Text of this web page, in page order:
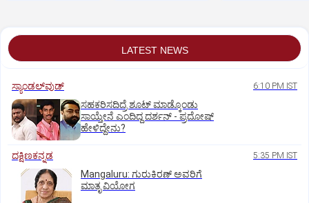
LATEST NEWS
ಸ್ಯಾಂಡಲ್‌ವುಡ್‌ 6:10 PM IST
ಸಹಕರಿಸದಿದ್ರೆ ಶೂಟ್‌ ಮಾಡ್ಕೊಂಡು
ಸಾಯ್ತೇನೆ ಎಂದಿದ್ದ ದರ್ಶನ್‌ - ಪ್ರದೋಷ್‌
ಹೇಳಿದ್ದೇನು?
ದಕ್ಷಿಣಕನ್ನಡ 5:35 PM IST
Mangaluru: ಗುರುಕಿರಣ್ ಅವರಿಗೆ
ಮಾತೃ ವಿಯೋಗ